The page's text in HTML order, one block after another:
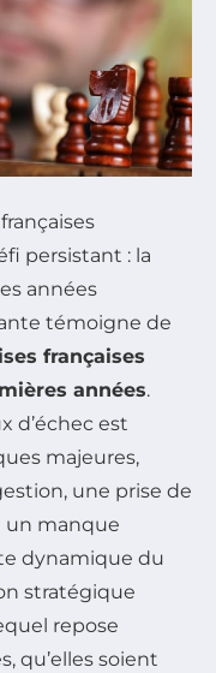
persistant : la
années
témoigne de
françaises
années.
d’échec est
majeures,
une prise de
un manque
dynamique du
stratégique
repose
qu’elles soient